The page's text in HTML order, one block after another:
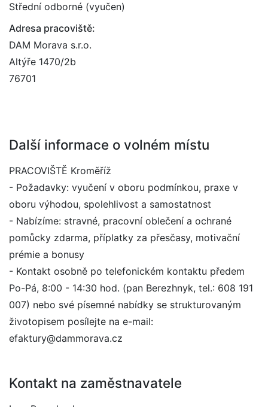
Střední odborné (vyučen)
Adresa pracoviště:
DAM Morava s.r.o.
Altýře 1470/2b
76701
Další informace o volném místu
PRACOVIŠTĚ Kroměříž
- Požadavky: vyučení v oboru podmínkou, praxe v
oboru výhodou, spolehlivost a samostatnost
- Nabízíme: stravné, pracovní oblečení a ochrané
pomůcky zdarma, příplatky za přesčasy, motivační
prémie a bonusy
- Kontakt osobně po telefonickém kontaktu předem
Po-Pá, 8:00 - 14:30 hod. (pan Berezhnyk, tel.: 608 191
007) nebo své písemné nabídky se strukturovaným
životopisem posílejte na e-mail:
efaktury@dammorava.cz
Kontakt na zaměstnavatele